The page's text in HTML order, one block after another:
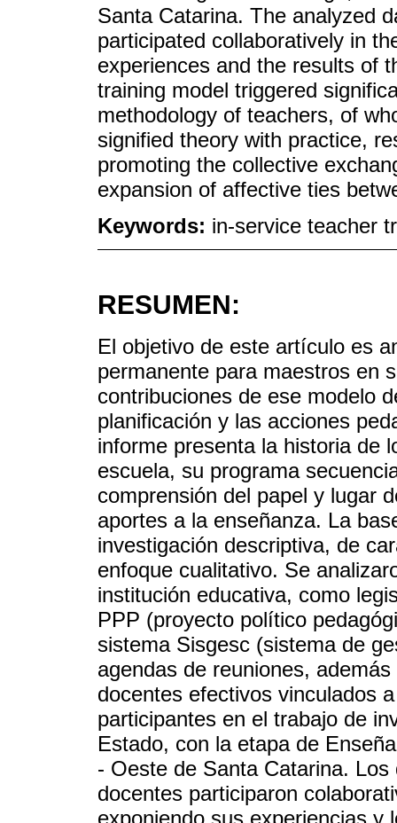
Santa Catarina. The analyzed
participated collaboratively in
experiences and the results of
training model triggered
methodology of teachers, of
signified theory with practice,
promoting the collective
expansion of affective ties
Keywords: in-service teacher
RESUMEN:
El objetivo de este artículo es
permanente para maestros en
contribuciones de ese modelo
planificación y las acciones
informe presenta la historia de
escuela, su programa
comprensión del papel y lugar
aportes a la enseñanza. La
investigación descriptiva, de
enfoque cualitativo. Se
institución educativa, como
PPP (proyecto político
sistema Sisgesc (sistema de
agendas de reuniones,
docentes efectivos vinculados
participantes en el trabajo de
Estado, con la etapa de
- Oeste de Santa Catarina.
docentes participaron